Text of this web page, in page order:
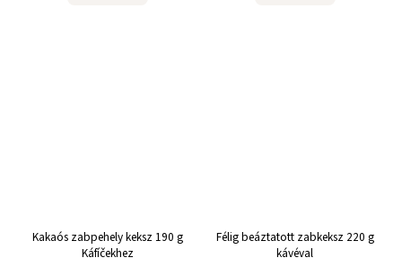
Kakaós zabpehely keksz 190 g
Káfíčekhez
Félig beáztatott zabkeksz 220 g
kávéval